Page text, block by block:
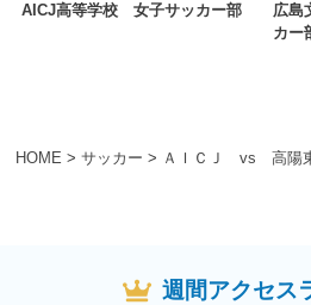
HOME > サッカー > ＡＩＣＪ vs 高
AICJ高等学校 女子サッカー部
広島
カー
週間アクセス